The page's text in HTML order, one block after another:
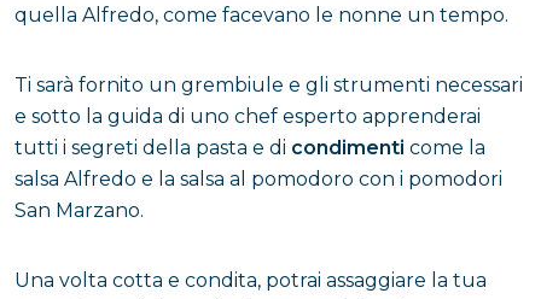
quella Alfredo, come facevano le nonne un tempo.
Ti sarà fornito un grembiule e gli strumenti necessari
e sotto la guida di uno chef esperto apprenderai
tutti i segreti della pasta e di condimenti come la
salsa Alfredo e la salsa al pomodoro con i pomodori
San Marzano.
Una volta cotta e condita, potrai assaggiare la tua